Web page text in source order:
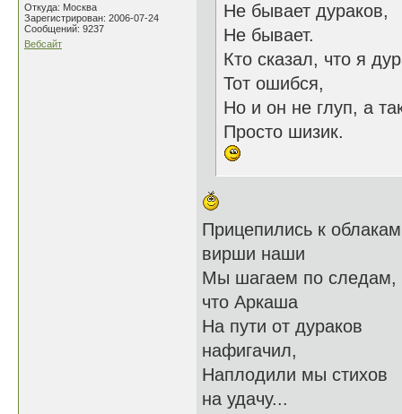
Откуда: Москва
Зарегистрирован: 2006-07-24
Сообщений: 9237
Вебсайт
Не бывает дураков,
Не бывает.
Кто сказал, что я
Тот ошибся,
Но и он не глуп, а
Просто шизик.
Прицепились к облакам
вирши наши
Мы шагаем по следам,
что Аркаша
На пути от дураков
нафигачил,
Наплодили мы стихов
на удачу...